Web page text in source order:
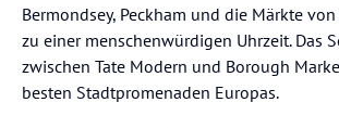
Bermondsey, Peckham und die Märkte
zu einer menschenwürdigen Uhrzeit. Das
zwischen Tate Modern und Borough
besten Stadtpromenaden Europas.